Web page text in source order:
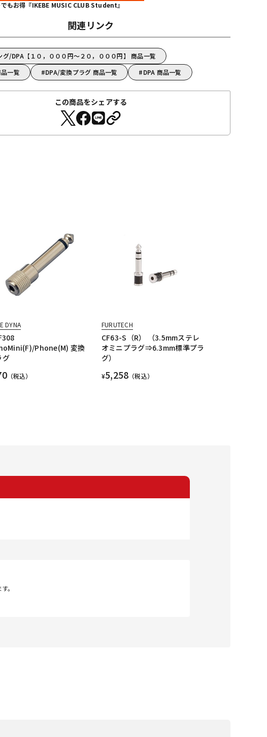
もお得『IKEBE MUSIC CLUB Student』
関連リンク
グ/DPA【１０，０００円～２０，０００円】 商品一覧
一覧
DPA/変換プラグ 商品一覧 DPA 商品一覧
この商品をシェアする
DYNA
Phone(M) 変換
グ
（税込）
FURUTECH
CF63-S（R） （3.5mmステレ
オミニプラグ⇒6.3mm標準プラ
グ）
¥5,258 （税込）
。